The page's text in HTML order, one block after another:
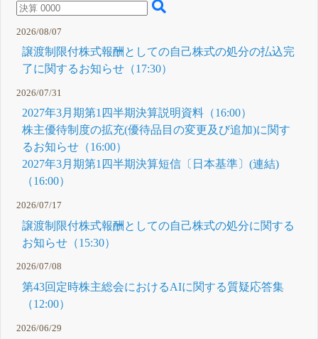
2026/08/07
譲渡制限付株式報酬としての自己株式の処分の払込完
了に関するお知らせ（17:30）
2026/07/31
2027年3月期第1四半期決算説明資料（16:00）
株主優待制度の拡充(優待品目の変更及び追加)に関す
るお知らせ（16:00）
2027年3月期第1四半期決算短信〔日本基準〕(連結)
（16:00）
2026/07/17
譲渡制限付株式報酬としての自己株式の処分に関する
お知らせ（15:30）
2026/07/08
第43回定時株主総会におけるAIに関する質疑応答集
（12:00）
2026/06/29